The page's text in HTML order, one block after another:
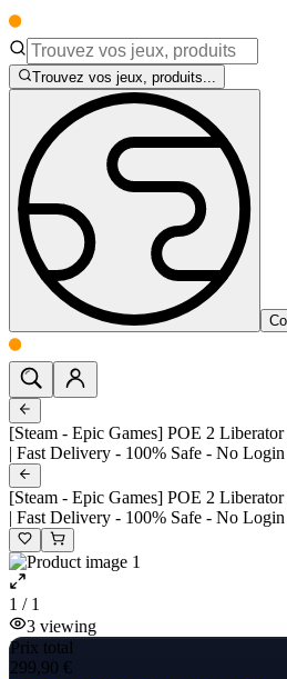
Trouvez vos jeux, produits...
[Steam - Epic Games] POE 2
| Fast Delivery - 100% Safe - No Login
[Steam - Epic Games] POE 2
| Fast Delivery - 100% Safe - No Login
1 / 1
3 viewing
Prix total
299,90 €